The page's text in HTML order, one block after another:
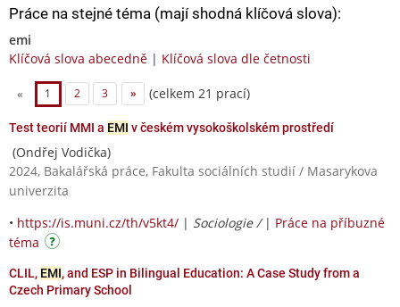
Práce na stejné téma (mají shodná klíčová slova):
emi
Klíčová slova abecedně | Klíčová slova dle četnosti
« 1 2 3 » (celkem 21 prací)
Test teorií MMI a EMI v českém vysokoškolském prostředí
(Ondřej Vodička)
2024, Bakalářská práce, Fakulta sociálních studií / Masarykova
univerzita
• https://is.muni.cz/th/v5kt4/ | Sociologie / | Práce na příbuzné
téma
CLIL, EMI, and ESP in Bilingual Education: A Case Study from a
Czech Primary School